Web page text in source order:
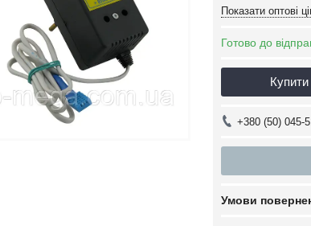
Показати оптові
Готово до
Купити
+380 (50) 045-